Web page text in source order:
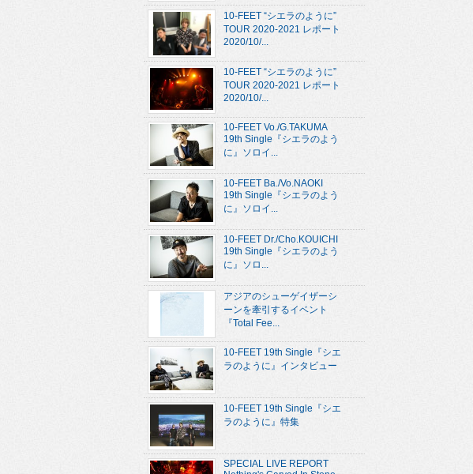
10-FEET “シエラのように”
TOUR 2020-2021 レポート
2020/10/...
10-FEET “シエラのように”
TOUR 2020-2021 レポート
2020/10/...
10-FEET Vo./G.TAKUMA
19th Single『シエラのよう
に』ソロイ...
10-FEET Ba./Vo.NAOKI
19th Single『シエラのよう
に』ソロイ...
10-FEET Dr./Cho.KOUICHI
19th Single『シエラのよう
に』ソロ...
アジアのシューゲイザーシ
ーンを牽引するイベント
『Total Fee...
10-FEET 19th Single『シエ
ラのように』インタビュー
10-FEET 19th Single『シエ
ラのように』特集
SPECIAL LIVE REPORT